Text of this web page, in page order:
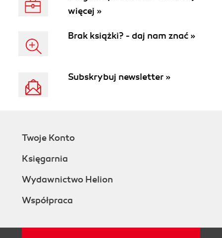
więcej »
Brak książki? - daj nam znać »
Subskrybuj newsletter »
Twoje Konto
Księgarnia
Wydawnictwo Helion
Współpraca